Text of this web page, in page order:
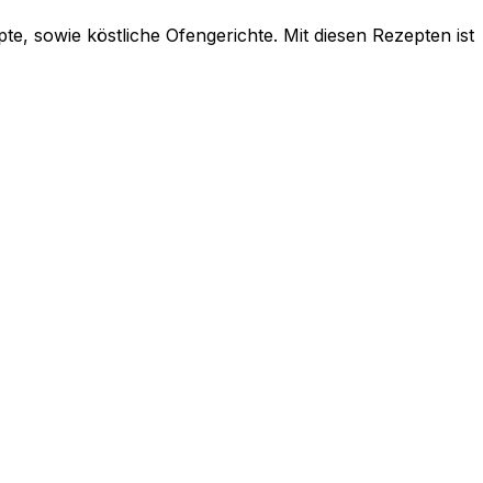
sowie köstliche Ofengerichte. Mit diesen Rezepten ist